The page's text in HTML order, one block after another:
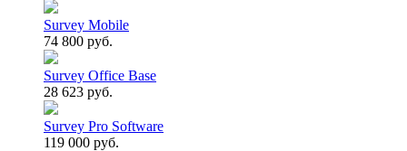
Survey Mobile
74 800 руб.
Survey Office Base
28 623 руб.
Survey Pro Software
119 000 руб.